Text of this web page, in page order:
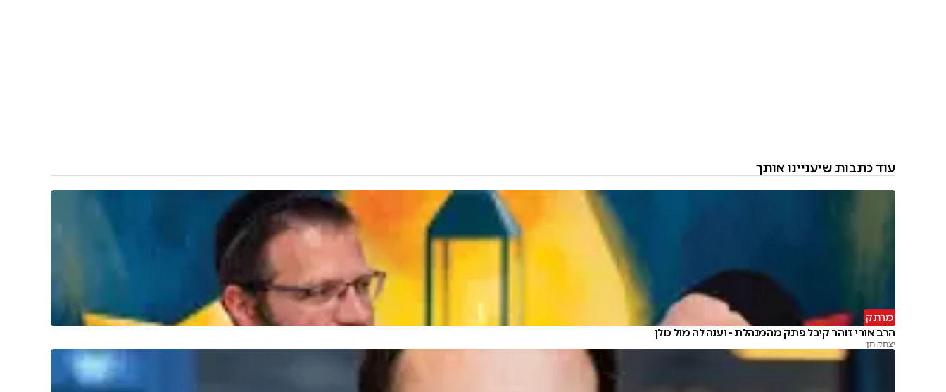
עוד כתבות שיעניינו אותך
מרתק
הרב אורי זוהר קיבל פתק מהמנהלת - וענה לה מול כולן
יצחק חן